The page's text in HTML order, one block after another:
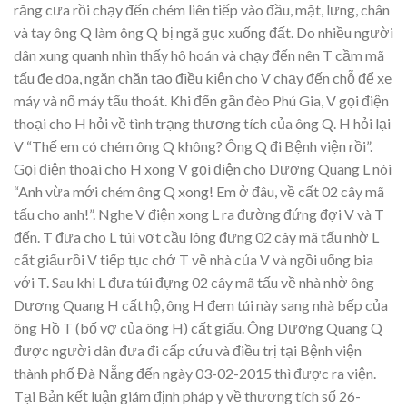
răng cưa rồi chạy đến chém liên tiếp vào đầu, mặt, lưng, chân
và tay ông Q làm ông Q bị ngã gục xuống đất. Do nhiều người
dân xung quanh nhìn thấy hô hoán và chạy đến nên T cầm mã
tấu đe dọa, ngăn chặn tạo điều kiện cho V chạy đến chỗ để xe
máy và nổ máy tẩu thoát. Khi đến gần đèo Phú Gia, V gọi điện
thoại cho H hỏi về tình trạng thương tích của ông Q. H hỏi lại
V “Thế em có chém ông Q không? Ông Q đi Bệnh viện rồi”.
Gọi điện thoại cho H xong V gọi điện cho Dương Quang L nói
“Anh vừa mới chém ông Q xong! Em ở đâu, về cất 02 cây mã
tấu cho anh!”. Nghe V điện xong L ra đường đứng đợi V và T
đến. T đưa cho L túi vợt cầu lông đựng 02 cây mã tấu nhờ L
cất giấu rồi V tiếp tục chở T về nhà của V và ngồi uống bia
với T. Sau khi L đưa túi đựng 02 cây mã tấu về nhà nhờ ông
Dương Quang H cất hộ, ông H đem túi này sang nhà bếp của
ông Hồ T (bố vợ của ông H) cất giấu. Ông Dương Quang Q
được người dân đưa đi cấp cứu và điều trị tại Bệnh viện
thành phố Đà Nẵng đến ngày 03-02-2015 thì được ra viện.
Tại Bản kết luận giám định pháp y về thương tích số 26-